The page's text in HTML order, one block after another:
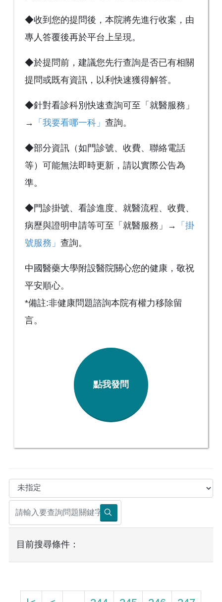
◆收到您的提問後，本院將先進行收案，由
專人答覆後再於平台上呈現。
◆於提問前，建議您先行查詢是否已有相關
提問或既有資訊，以利快速獲得解答。
◆針對看診科別快速查詢可至「就醫服務」
→
「我要看哪一科」 查詢。
◆部分資訊（如門診號、收費、聯絡電話
等）可能無法即時更新，請以實際公告為
準。
◆門診掛號、看診進度、就醫流程、收費、
病歷與證明申請等可至「就醫服務」→
「掛
號服務」 查詢。
中國醫藥大學附設醫院關心您的健康，敬祝
平安順心。
*備註:非健康問題諮詢本院有權力移除留
言。
點我發問
目前搜尋條件：